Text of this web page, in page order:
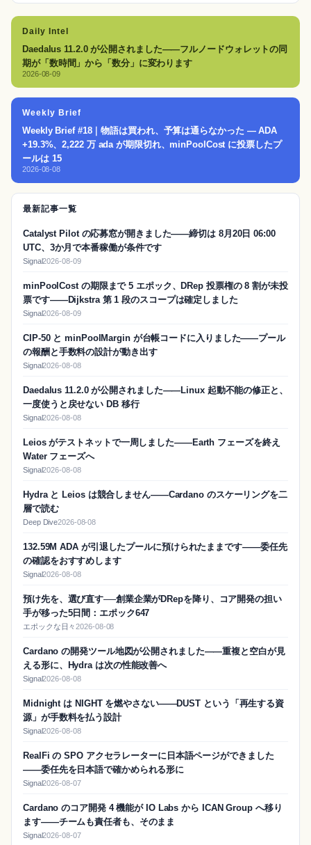
Daily Intel
Daedalus 11.2.0 が公開されました——フルノードウォレットの同
期が「数時間」から「数分」に変わります
2026-08-09
Weekly Brief
Weekly Brief #18｜物語は買われ、予算は通らなかった — ADA
+19.3%、2,222 万 ada が期限切れ、minPoolCost に投票したプ
ールは 15
2026-08-08
最新記事一覧
Catalyst Pilot の応募窓が開きました——締切は 8月20日 06:00
UTC、3か月で本番稼働が条件です
Signal2026-08-09
minPoolCost の期限まで 5 エポック、DRep 投票権の 8 割が未投
票です——Dijkstra 第 1 段のスコープは確定しました
Signal2026-08-09
CIP-50 と minPoolMargin が台帳コードに入りました——プール
の報酬と手数料の設計が動き出す
Signal2026-08-08
Daedalus 11.2.0 が公開されました——Linux 起動不能の修正と、
一度使うと戻せない DB 移行
Signal2026-08-08
Leios がテストネットで一周しました——Earth フェーズを終え
Water フェーズへ
Signal2026-08-08
Hydra と Leios は競合しません——Cardano のスケーリングを二
層で読む
Deep Dive2026-08-08
132.59M ADA が引退したプールに預けられたままです——委任先
の確認をおすすめします
Signal2026-08-08
預け先を、選び直す──創業企業がDRepを降り、コア開発の担い
手が移った5日間：エポック647
エポックな日々2026-08-08
Cardano の開発ツール地図が公開されました——重複と空白が見
える形に、Hydra は次の性能改善へ
Signal2026-08-08
Midnight は NIGHT を燃やさない——DUST という「再生する資
源」が手数料を払う設計
Signal2026-08-08
RealFi の SPO アクセラレーターに日本語ページができました
——委任先を日本語で確かめられる形に
Signal2026-08-07
Cardano のコア開発 4 機能が IO Labs から ICAN Group へ移り
ます——チームも責任者も、そのまま
Signal2026-08-07